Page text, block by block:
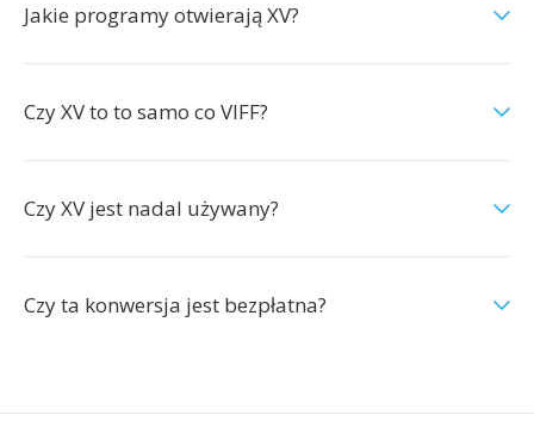
Jakie programy otwierają XV?
Czy XV to to samo co VIFF?
Czy XV jest nadal używany?
Czy ta konwersja jest bezpłatna?